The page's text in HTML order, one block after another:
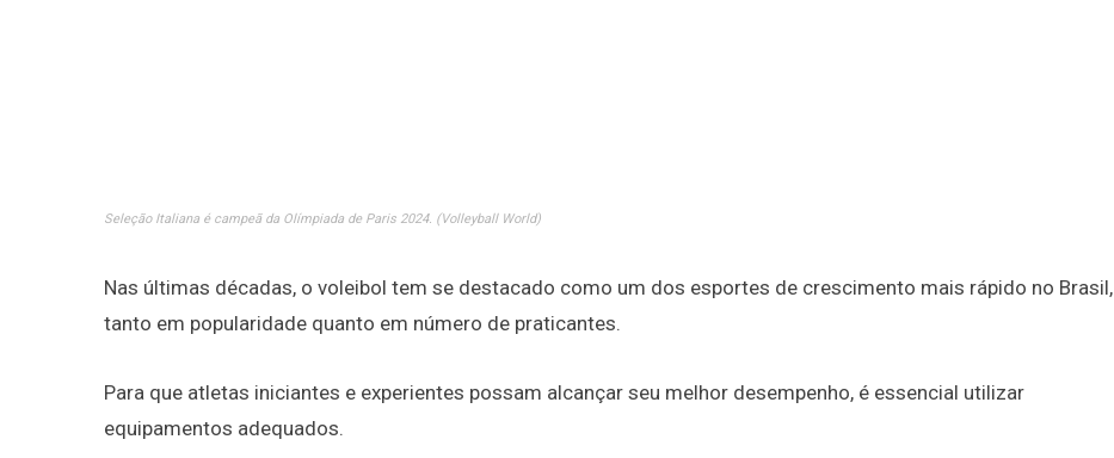
Seleção Italiana é campeã da Olímpiada de Paris 2024. (Volleyball World)
Nas últimas décadas, o voleibol tem se destacado como um dos esportes de crescimento mais rápido no Brasil,
tanto em popularidade quanto em número de praticantes.
Para que atletas iniciantes e experientes possam alcançar seu melhor desempenho, é essencial utilizar
equipamentos adequados.